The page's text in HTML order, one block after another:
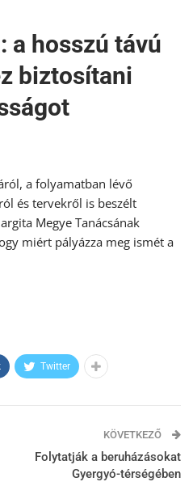
a hosszú távú
biztosítani
a folyamatban lé­vő
és tervekről is be­szélt
Megye Ta­ná­csá­nak
miért pályázza meg ismét a
Twitter
KÖVETKEZŐ
Folytatják a beruházásokat
Gyergyó-térségében